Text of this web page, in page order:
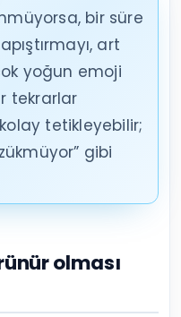
bir süre
art
yoğun emoji
tekrarlar
tetikleyebilir;
gibi
olması